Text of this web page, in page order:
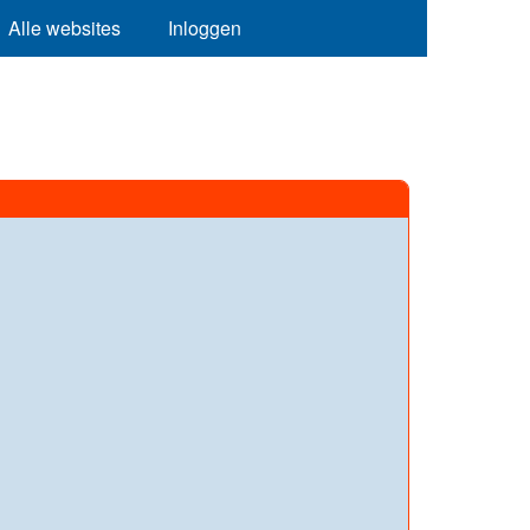
Alle websites Inloggen